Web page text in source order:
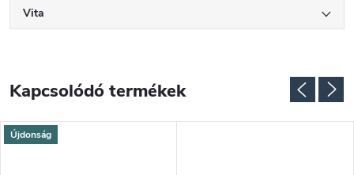
Vita
Kapcsolódó termékek
Újdonság